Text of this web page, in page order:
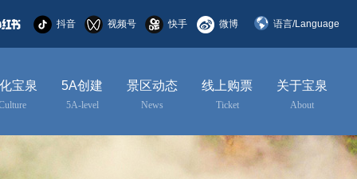
语言/Language
English
日本語
抖音 视频号 快手 微博
宝泉 5A创建
5A-level
景区动态
News
线上购票
Ticket
关于宝泉
About